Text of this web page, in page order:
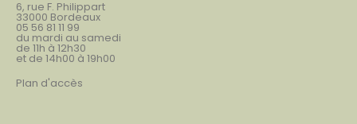
6, rue F. Philippart
33000 Bordeaux
05 56 81 11 99
du mardi au samedi
de 11h à 12h30
et de 14h00 à 19h00
Plan d'accès